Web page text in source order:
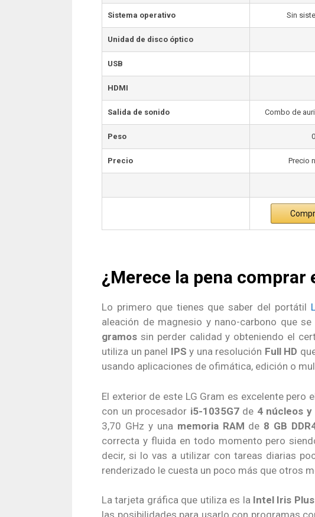
Sistema operativo Sin
Unidad de disco óptico
USB
HDMI
Salida de sonido Combo de
Peso
Precio Precio
¿Merece la pena comprar
Lo primero que tienes que saber del portátil
aleación de magnesio y nano-carbono que
gramos sin perder calidad y obteniendo el
utiliza un panel IPS y una resolución Full HD
usando aplicaciones de ofimática, edición o
El exterior de este LG Gram es excelente
con un procesador i5-1035G7de 4 núcleos y
3,70 GHz y una memoria RAM de 8 GB
correcta y fluida en todo momento pero
decir, si lo vas a utilizar con tareas diarias
renderizado le cuesta un poco más que otros
La tarjeta gráfica que utiliza es la Intel Iris Plus